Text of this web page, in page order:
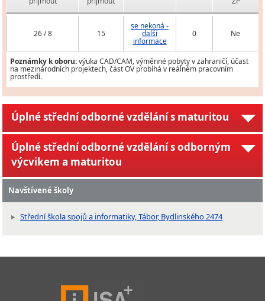
26 / 8 15
se nekoná -
další
informace
0 Ne
Poznámky k oboru:výuka CAD/CAM, výměnné pobyty v zahraničí, účast
na mezinárodních projektech, část OV probíhá v reálném pracovním
prostředí.
Úplné střední odborné vzdělání s maturitou
Úplné střední odborné vzdělání s odborným
výcvikem a maturitou
Navštívené školy
Střední škola spojů a informatiky, Tábor, Bydlinského 2474